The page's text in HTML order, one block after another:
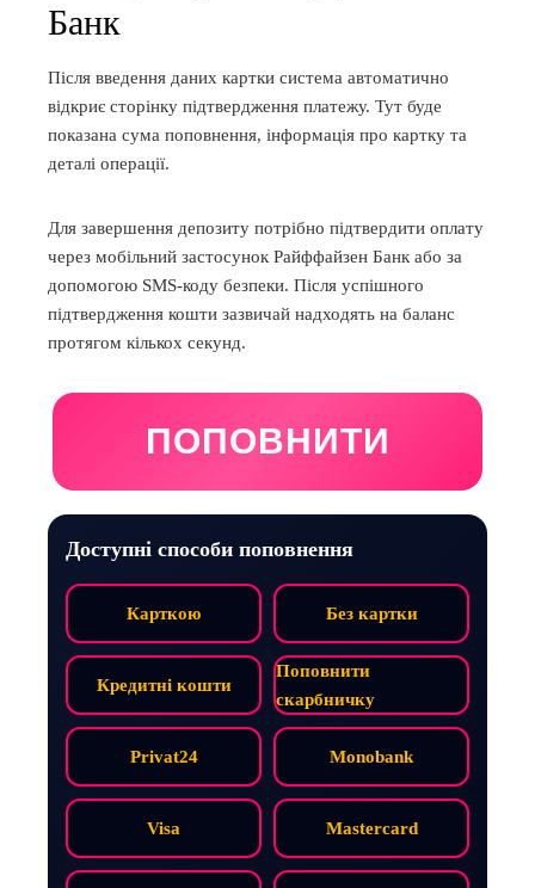
Банк
Після введення даних картки система автоматично
відкриє сторінку підтвердження платежу. Тут буде
показана сума поповнення, інформація про картку та
деталі операції.
Для завершення депозиту потрібно підтвердити оплату
через мобільний застосунок Райффайзен Банк або за
допомогою SMS-коду безпеки. Після успішного
підтвердження кошти зазвичай надходять на баланс
протягом кількох секунд.
ПОПОВНИТИ
Доступні способи поповнення
Карткою Без картки
Кредитні кошти
Поповнити
скарбничку
Privat24 Monobank
Visa Mastercard